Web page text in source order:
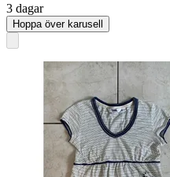
3 dagar
Hoppa över karusell